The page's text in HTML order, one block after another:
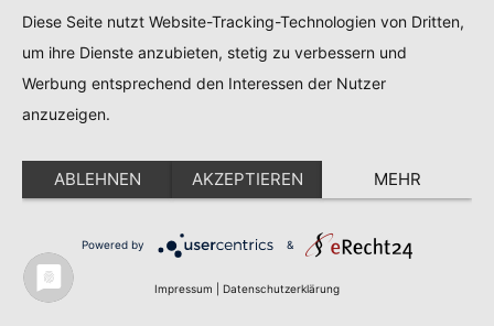
Diese Seite nutzt Website-Tracking-Technologien von Dritten,
um ihre Dienste anzubieten, stetig zu verbessern und
Werbung entsprechend den Interessen der Nutzer
anzuzeigen.
ABLEHNEN AKZEPTIEREN MEHR
Powered by &
Impressum Datenschutzerklärung